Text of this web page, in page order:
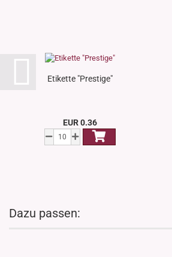
Etikette "Prestige"
EUR 0.36
Dazu passen: